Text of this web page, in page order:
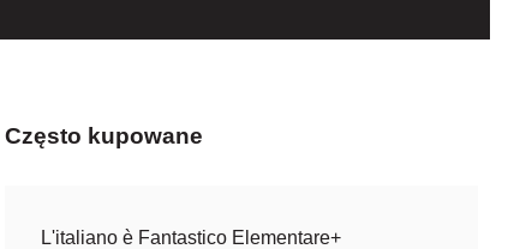
Często kupowane
L'italiano è Fantastico Elementare+